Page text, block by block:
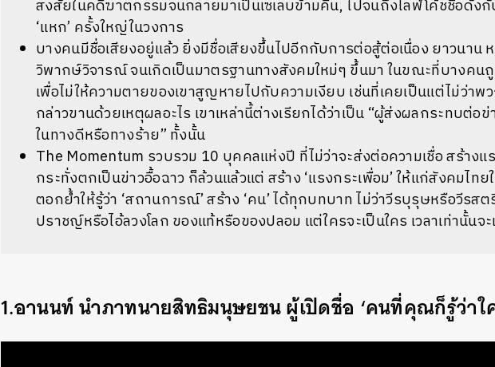
สงสัยในคดีฆาตกรรมจนกลายมาเป็นเซเลบข้ามคืน, ไปจนถึงไลฟ์โค้ชชื่อดั
‘แหก’ ครั้งใหญ่ในวงการ
บางคนมีชื่อเสียงอยู่แล้ว ยิ่งมีชื่อเสียงขึ้นไปอีกกับการต่อสู้ต่อเนื่อง ยาวนา
วิพากษ์วิจารณ์ จนเกิดเป็นมาตรฐานทางสังคมใหม่ๆ ขึ้นมา ในขณะที่บางคน
เพื่อไม่ให้ความตายของเขาสูญหายไปกับความเงียบ เช่นที่เคยเป็นแต่ไม่ว่าพ
กล่าวขานด้วยเหตุผลอะไร เขาเหล่านี้ต่างเรียกได้ว่าเป็น “ผู้ส่งผลกระทบต่อข่
ในทางดีหรือทางร้าย” ทั้งนั้น
The Momentum รวบรวม 10 บุคคลแห่งปี ที่ไม่ว่าจะส่งต่อความเชื่อ สร้างแ
กระทั่งตกเป็นข่าวอื้อฉาว ก็ล้วนแล้วแต่ สร้าง ‘แรงกระเพื่อม’ ให้แก่สังคมไ
ตอกย้ำให้รู้ว่า ‘สถานการณ์’ สร้าง ‘คน’ ได้ทุกบทบาท ไม่ว่าวีรบุรุษหรือวีรส
ปราชญ์หรือไอ้ลวงโลก ของแท้หรือของปลอม แต่ใครจะเป็นใคร เวลาเท่านั้น
1.อานนท์ นำภาทนายสิทธิมนุษยชน ผู้เปิดชื่อ ‘คนที่คุณก็รู้ว่าใ